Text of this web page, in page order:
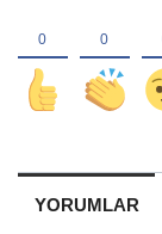
YORUMLAR